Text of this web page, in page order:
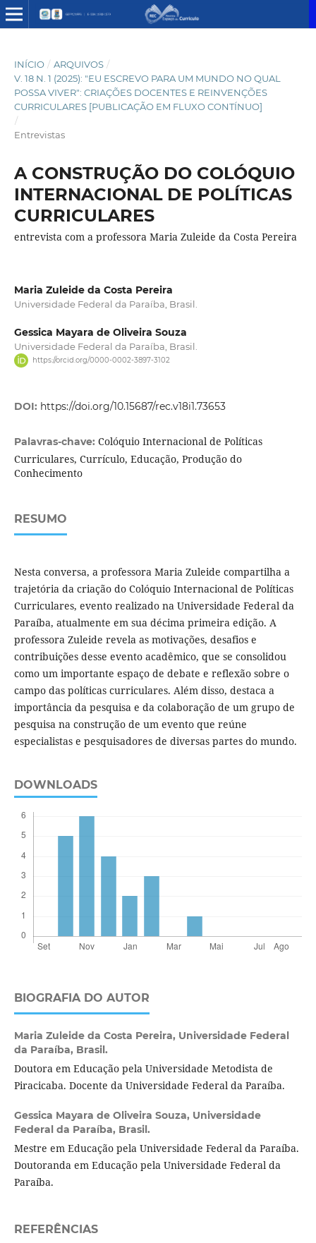
INÍCIO / ARQUIVOS /
V. 18 N. 1 (2025): "EU ESCREVO PARA UM MUNDO NO QUAL
POSSA VIVER": CRIAÇÕES DOCENTES E REINVENÇÕES
CURRICULARES [PUBLICAÇÃO EM FLUXO CONTÍNUO]
/
Entrevistas
A CONSTRUÇÃO DO COLÓQUIO
INTERNACIONAL DE POLÍTICAS
CURRICULARES
entrevista com a professora Maria Zuleide da Costa Pereira
Maria Zuleide da Costa Pereira
Universidade Federal da Paraíba, Brasil.
Gessica Mayara de Oliveira Souza
Universidade Federal da Paraíba, Brasil.
https://orcid.org/0000-0002-3897-3102
DOI: https://doi.org/10.15687/rec.v18i1.73653
Palavras-chave: Colóquio Internacional de Políticas
Curriculares, Currículo, Educação, Produção do
Conhecimento
RESUMO
Nesta conversa, a professora Maria Zuleide compartilha a
trajetória da criação do Colóquio Internacional de Políticas
Curriculares, evento realizado na Universidade Federal da
Paraíba, atualmente em sua décima primeira edição. A
professora Zuleide revela as motivações, desafios e
contribuições desse evento acadêmico, que se consolidou
como um importante espaço de debate e reflexão sobre o
campo das políticas curriculares. Além disso, destaca a
importância da pesquisa e da colaboração de um grupo de
pesquisa na construção de um evento que reúne
especialistas e pesquisadores de diversas partes do mundo.
DOWNLOADS
BIOGRAFIA DO AUTOR
Maria Zuleide da Costa Pereira, Universidade Federal
da Paraíba, Brasil.
Doutora em Educação pela Universidade Metodista de
Piracicaba. Docente da Universidade Federal da Paraíba.
Gessica Mayara de Oliveira Souza, Universidade
Federal da Paraíba, Brasil.
Mestre em Educação pela Universidade Federal da Paraíba.
Doutoranda em Educação pela Universidade Federal da
Paraíba.
REFERÊNCIAS